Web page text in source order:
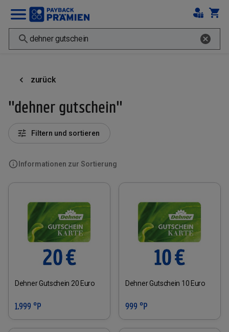
zurück
"dehner gutschein"
Informationen zur Sortierung
Filtern und sortieren
Dehner Gutschein 20 Euro
1.999 °P
Dehner Gutschein 10 Euro
999 °P